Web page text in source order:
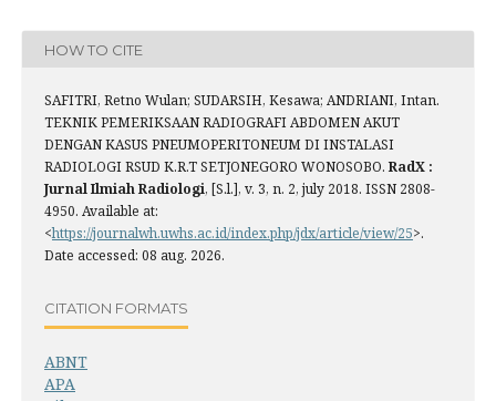
HOW TO CITE
SAFITRI, Retno Wulan; SUDARSIH, Kesawa; ANDRIANI, Intan.
TEKNIK PEMERIKSAAN RADIOGRAFI ABDOMEN AKUT
DENGAN KASUS PNEUMOPERITONEUM DI INSTALASI
RADIOLOGI RSUD K.R.T SETJONEGORO WONOSOBO. RadX :
Jurnal Ilmiah Radiologi, [S.l.], v. 3, n. 2, july 2018. ISSN 2808-
4950. Available at:
<https://journalwh.uwhs.ac.id/index.php/jdx/article/view/25>.
Date accessed: 08 aug. 2026.
CITATION FORMATS
ABNT
APA